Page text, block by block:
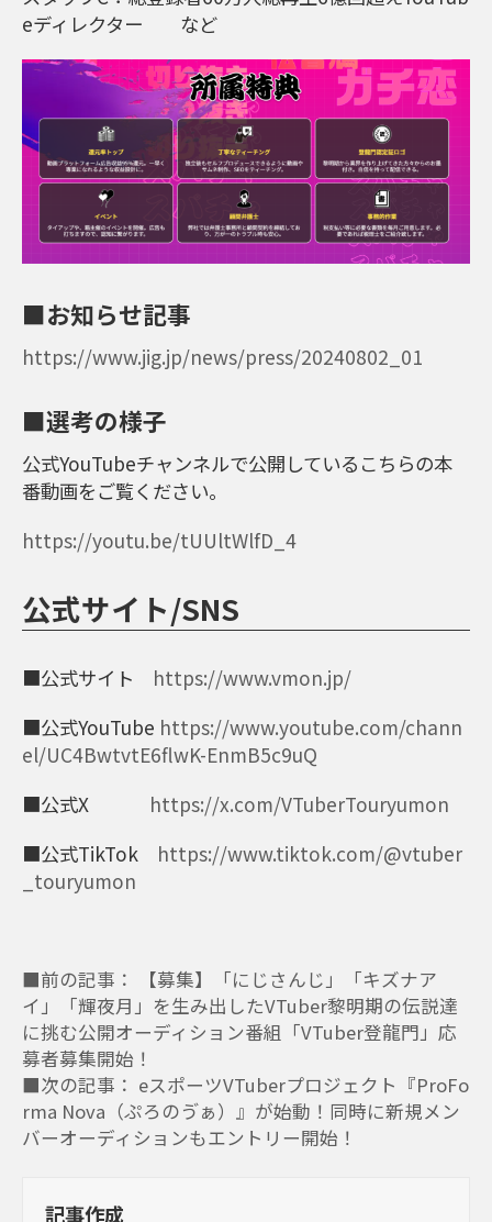
eディレクター など
■お知らせ記事
https://www.jig.jp/news/press/20240802_01
■選考の様子
公式YouTubeチャンネルで公開しているこちらの本
番動画をご覧ください。
https://youtu.be/tUUltWlfD_4
公式サイト/SNS
■公式サイト https://www.vmon.jp/
■公式YouTube https://www.youtube.com/chann
el/UC4BwtvtE6flwK-EnmB5c9uQ
■公式X https://x.com/VTuberTouryumon
■公式TikTok https://www.tiktok.com/@vtuber
_touryumon
■前の記事： 【募集】「にじさんじ」「キズナア
イ」「輝夜月」を生み出したVTuber黎明期の伝説達
に挑む公開オーディション番組「VTuber登龍門」応
募者募集開始！
■次の記事： eスポーツVTuberプロジェクト『ProFo
rma Nova（ぷろのゔぁ）』が始動！同時に新規メン
バーオーディションもエントリー開始！
記事作成